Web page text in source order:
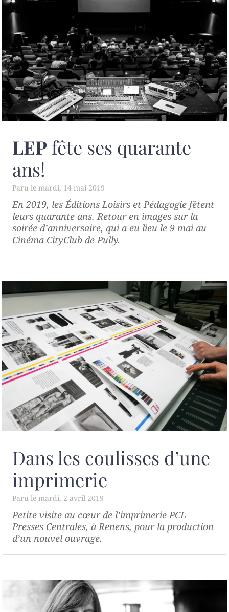
LEP fête ses quarante
ans!
mardi, 14 mai 2019
En 2019, les Éditions Loisirs et Pédagogie fêtent
leurs quarante ans. Retour en images sur la
soirée d’anniversaire, qui a eu lieu le 9 mai au
Cinéma CityClub de Pully.
Dans les coulisses d’une
imprimerie
mardi, 2 avril 2019
Petite visite au cœur de l’imprimerie PCL
Presses Centrales, à Renens, pour la production
d’un nouvel ouvrage.